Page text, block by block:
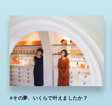
#その夢、いくらで叶えましたか？